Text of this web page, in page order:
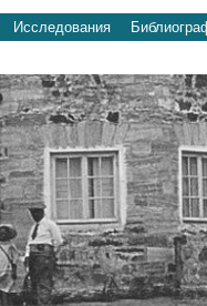
Исследования